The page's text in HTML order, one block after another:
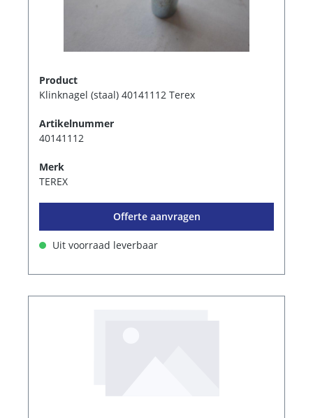
Product
Klinknagel (staal) 40141112 Terex
Artikelnummer
40141112
Merk
TEREX
Offerte aanvragen
Uit voorraad leverbaar